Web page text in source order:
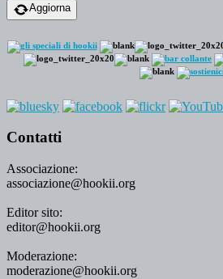
Aggiorna
Contatti
Associazione:
associazione@hookii.org
Editor sito:
editor@hookii.org
Moderazione:
moderazione@hookii.org